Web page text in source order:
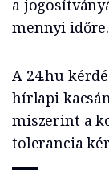
a
mennyi időre.
A 24.hu
hírlapi
miszerint a
tolerancia